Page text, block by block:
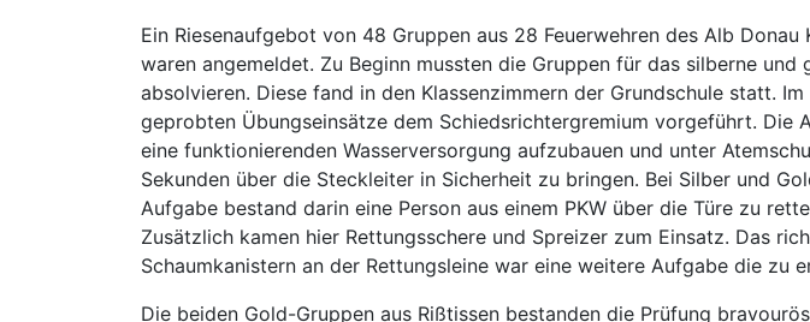
Ein Riesenaufgebot von 48 Gruppen aus 28 Feuerwehren des Alb
waren angemeldet. Zu Beginn mussten die Gruppen für das silberne
absolvieren. Diese fand in den Klassenzimmern der Grundschule statt.
geprobten Übungseinsätze dem Schiedsrichtergremium vorgeführt.
eine funktionierenden Wasserversorgung aufzubauen und unter
Sekunden über die Steckleiter in Sicherheit zu bringen. Bei Silber und
Aufgabe bestand darin eine Person aus einem PKW über die Türe zu
Zusätzlich kamen hier Rettungsschere und Spreizer zum Einsatz. Das
Schaumkanistern an der Rettungsleine war eine weitere Aufgabe die zu
Die beiden Gold-Gruppen aus Rißtissen bestanden die Prüfung